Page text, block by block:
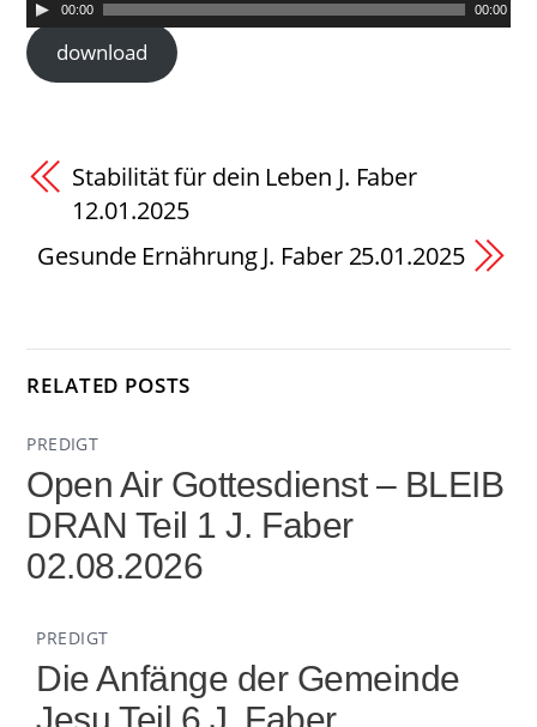
00:00 00:00
download
Stabilität für dein Leben J. Faber
12.01.2025
Gesunde Ernährung J. Faber 25.01.2025
RELATED POSTS
PREDIGT
Open Air Gottesdienst – BLEIB
DRAN Teil 1 J. Faber
02.08.2026
PREDIGT
Die Anfänge der Gemeinde
Jesu Teil 6 J. Faber